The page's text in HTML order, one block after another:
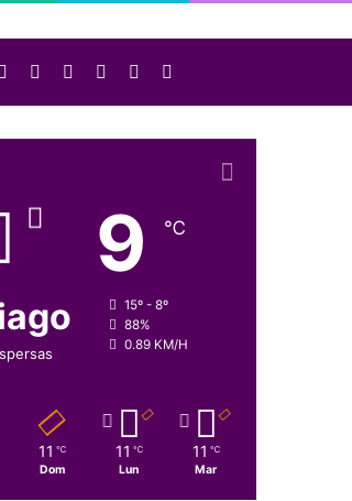
LinkedInInstagramElige una nota al azar
Sidebar
9 ℃
15º - 8º
88%
0.89 KM/H
11 ℃
Dom
11 ℃
Lun
11 ℃
Mar